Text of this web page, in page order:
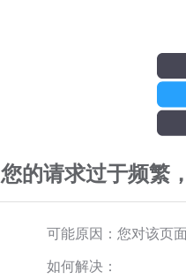
您的请求过于频繁
可能原因：您对该页
如何解决：